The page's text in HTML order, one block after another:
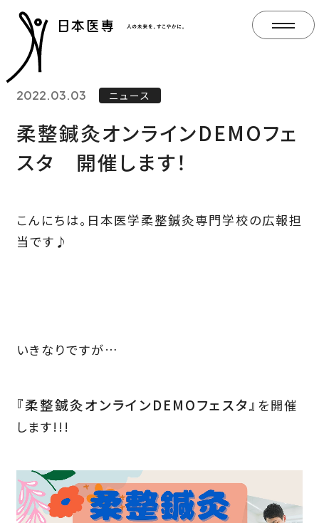
2022.03.03 ニュース
柔整鍼灸オンラインDEMOフェ
スタ 開催します！
こんにちは。日本医学柔整鍼灸専門学校の広報担
当です♪
いきなりですが…
『柔整鍼灸オンラインDEMOフェスタ』 を開催
します!!!